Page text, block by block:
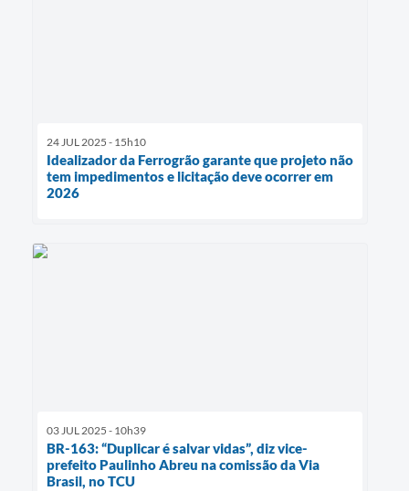
24 JUL 2025 - 15h10
Idealizador da Ferrogrão garante que projeto não
tem impedimentos e licitação deve ocorrer em
2026
03 JUL 2025 - 10h39
BR-163: “Duplicar é salvar vidas”, diz vice-
prefeito Paulinho Abreu na comissão da Via
Brasil, no TCU